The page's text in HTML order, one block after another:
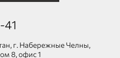
г. Набережные Челны,
8, офис 1